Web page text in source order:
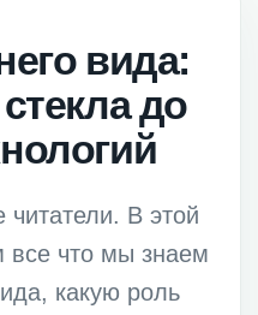
вида:
до
читатели. В этой
все что мы знаем
какую роль